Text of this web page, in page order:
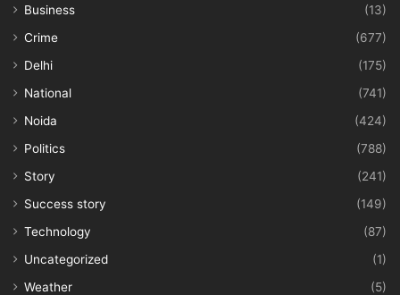
Business
(13)
Crime
(677)
Delhi
(175)
National
(741)
Noida
(424)
Politics
(788)
Story
(241)
Success story
(149)
Technology
(87)
Uncategorized
(1)
Weather
(5)